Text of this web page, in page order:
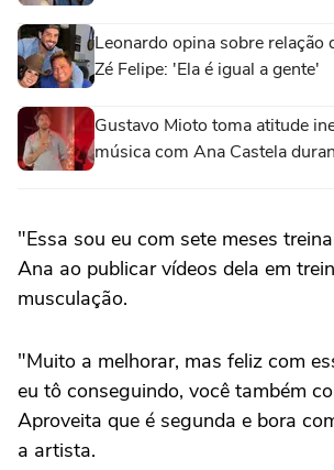
Leonardo opina sobre relação
Zé Felipe: 'Ela é igual a gente'
Gustavo Mioto toma atitude
música com Ana Castela
"Essa sou eu com sete meses
Ana ao publicar vídeos dela em
musculação.
"Muito a melhorar, mas feliz com
eu tô conseguindo, você também
Aproveita que é segunda e bora
a artista.